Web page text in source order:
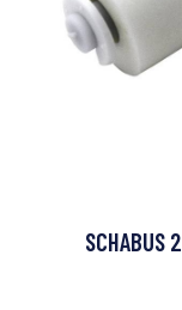
SCHABUS